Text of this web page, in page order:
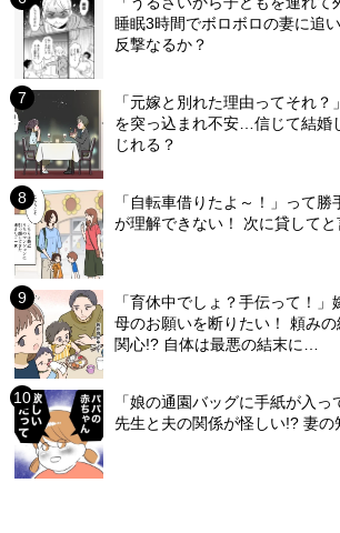
睡眠3時間でボロボロの妻に追
反撃なるか？
「元嫁と別れた理由ってそれ
を突っ込まれ不安…信じて結婚
じれる？
「自転車借りたよ～！」って
が理解できない！ 次に貸して
「育休中でしょ？手伝って！
母のお願いを断りたい！ 頼み
関心!? 自体は最悪の結末に…
「娘の通園バッグに手紙が入
先生と夫の関係が怪しい!? 妻の